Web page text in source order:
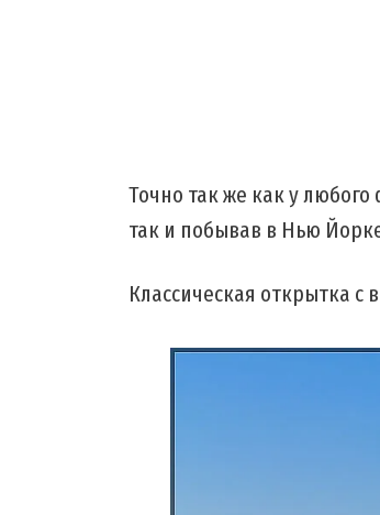
Точно так же как у
так и побывав в Нью
Классическая открытка с